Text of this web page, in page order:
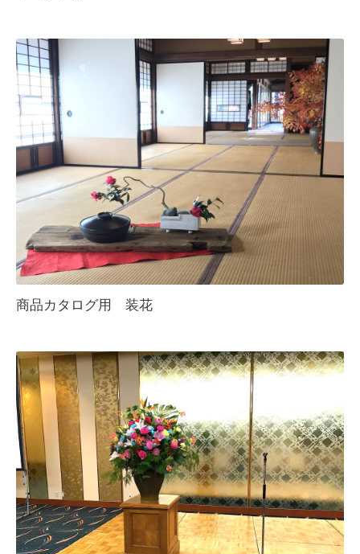
商品カタログ用 装花